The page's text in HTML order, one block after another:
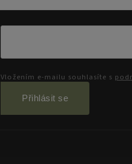
Vložením e-mailu souhlasíte s
Přihlásit se